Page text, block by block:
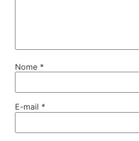
Nome *
E-mail *